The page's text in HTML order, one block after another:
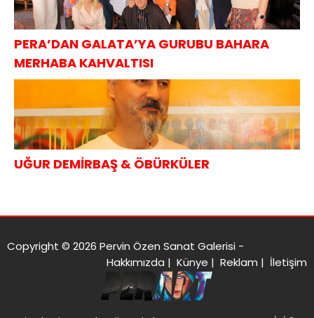
PERA’DAN GALATA’YA GURUBU BAHARA
MERHABA KAHVALTISI
UĞUR DEMİRBAŞ & ÖBÜRKÜLER
Copyright © 2026 Pervin Özen Sanat Galerisi -
Hakkımızda | Künye | Reklam | İletişim